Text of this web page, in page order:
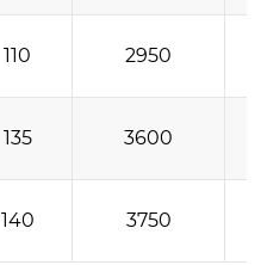
110 2950
135 3600
140 3750